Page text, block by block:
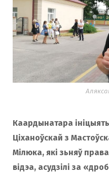
Каардынатара
Ціханоўскай з
Мілюка, які зьняў
відэа, асудзілі за